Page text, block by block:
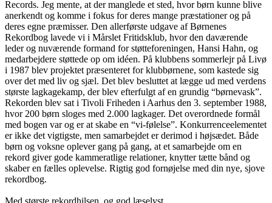
Records. Jeg mente, at der manglede et sted, hvor børn kunne blive
anerkendt og komme i fokus for deres mange præstationer og på
deres egne præmisser. Den allerførste udgave af Børnenes
Rekordbog lavede vi i Mårslet Fritidsklub, hvor den daværende
leder og nuværende formand for støtteforeningen, Hansi Hahn, og
medarbejdere støttede op om idéen. På klubbens sommerlejr på Livø
i 1987 blev projektet præsenteret for klubbørnene, som kastede sig
over det med liv og sjæl. Det blev besluttet at lægge ud med verdens
største lagkagekamp, der blev efterfulgt af en grundig “børnevask”.
Rekorden blev sat i Tivoli Friheden i Aarhus den 3. september 1988,
hvor 200 børn sloges med 2.000 lagkager. Det overordnede formål
med bogen var og er at skabe en “vi-følelse”. Konkurrenceelementet
er ikke det vigtigste, men samarbejdet er derimod i højsædet. Både
børn og voksne oplever gang på gang, at et samarbejde om en
rekord giver gode kammeratlige relationer, knytter tætte bånd og
skaber en fælles oplevelse. Rigtig god fornøjelse med din nye, sjove
rekordbog.
Med største rekordhilsen, og god læselyst.